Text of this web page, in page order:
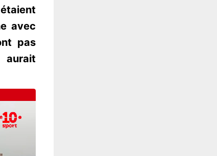
avec
pas
aurait